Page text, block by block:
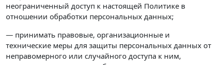
неограниченный доступ к настоящей Политике в
отношении обработки персональных данных;
— принимать правовые, организационные и
технические меры для защиты персональных данных от
неправомерного или случайного доступа к ним,